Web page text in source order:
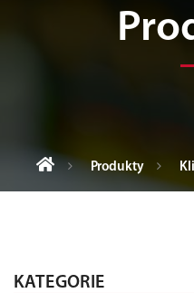
Produkty
KATEGORIE